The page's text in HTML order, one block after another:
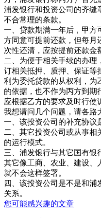
浦发银行和投资公司的齐缝
不合常理的条款。
一、贷款期满一年后，甲方
方同意可提前还款，但每月
次性还清，应按提前还款金
二、为便于相关手续的办
订相关抵押、质押、保证等
利为委托贷款的从权利，为
的依据，也不作为丙方到期
应根据乙方的要求及时行使
我想请问几个问题，请各路
一、该投资公司的补充协议
二、其它投资公司或从事相
的运行模式。
三、浦发银行与其它国有银
其它像工商、农业、建设、
就不会这样签署。
四、该投资公司是不是和
关系。
您可能感兴趣的文章